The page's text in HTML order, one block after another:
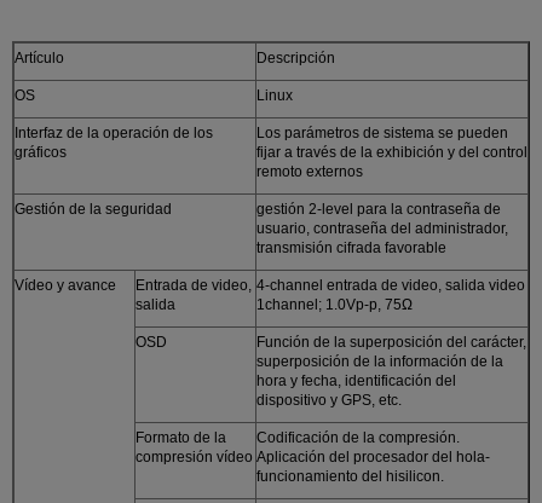
Artículo Descripción
OS Linux
Interfaz de la operación de los
gráficos
Los parámetros de sistema se pueden
fijar a través de la exhibición y del control
remoto externos
Gestión de la seguridad
gestión 2-level para la contraseña de
usuario, contraseña del administrador,
transmisión cifrada favorable
Vídeo y avance
Entrada de video,
salida
4-channel entrada de video, salida video
1channel; 1.0Vp-p, 75Ω
OSD
Función de la superposición del carácter,
superposición de la información de la
hora y fecha, identificación del
dispositivo y GPS, etc.
Formato de la
compresión vídeo
Codificación de la compresión.
Aplicación del procesador del hola-
funcionamiento del hisilicon.